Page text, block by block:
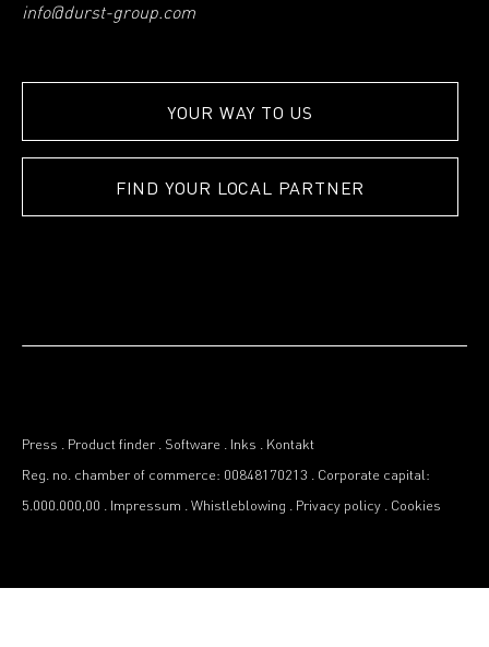
info@durst-group.com
YOUR WAY TO US
FIND YOUR LOCAL PARTNER
Press . Product finder . Software . Inks . Kontakt
Reg. no. chamber of commerce: 00848170213 . Corporate capital:
5.000.000,00 . Impressum . Whistleblowing . Privacy policy . Cookies